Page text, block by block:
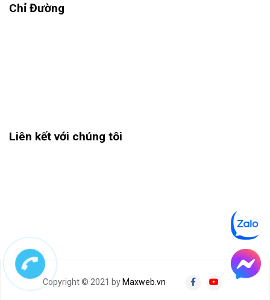
Chỉ Đường
Liên kết với chúng tôi
Copyright © 2021 by Maxweb.vn